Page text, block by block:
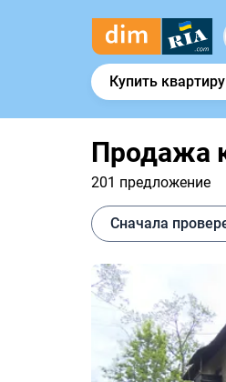
Купить квартиру
Продажа
201 предложение
Сначала